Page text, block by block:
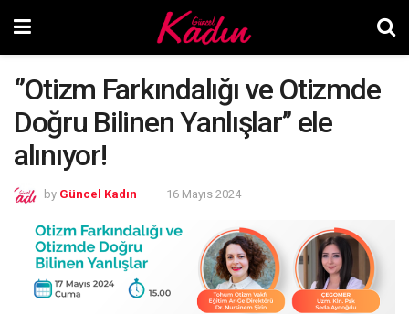
‘’Otizm Farkındalığı ve Otizmde
Doğru Bilinen Yanlışlar’’ ele
alınıyor!
by Güncel Kadın 16 Mayıs 2024